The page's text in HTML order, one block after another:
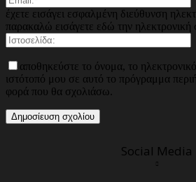
έχετε εισάγει εσφαλμένη διεύθυνση
παρακαλώ εισάγετε εδώ την ηλεκτρονική
αποθηκεύστε το όνομα, το
ιστότοπό μου σε αυτό το πρόγραμμα
φορά που θα σχολιάσω.
Social Media